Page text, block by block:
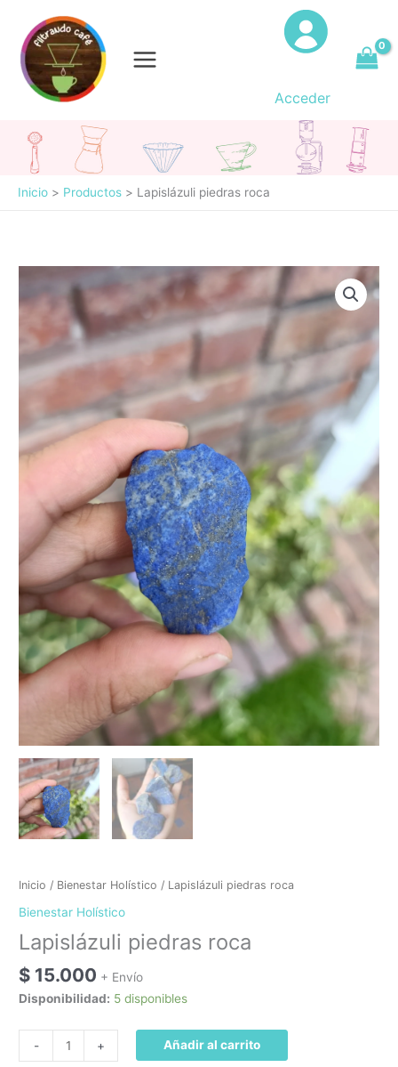
contenido
Acceder
Inicio Productos Lapislázuli piedras roca
Inicio / Bienestar Holístico / Lapislázuli piedras roca
Bienestar Holístico
Lapislázuli piedras roca
$ 15.000 + Envío
Disponibilidad: 5 disponibles
-
Lapislázuli
piedras
+ Añadir al carrito